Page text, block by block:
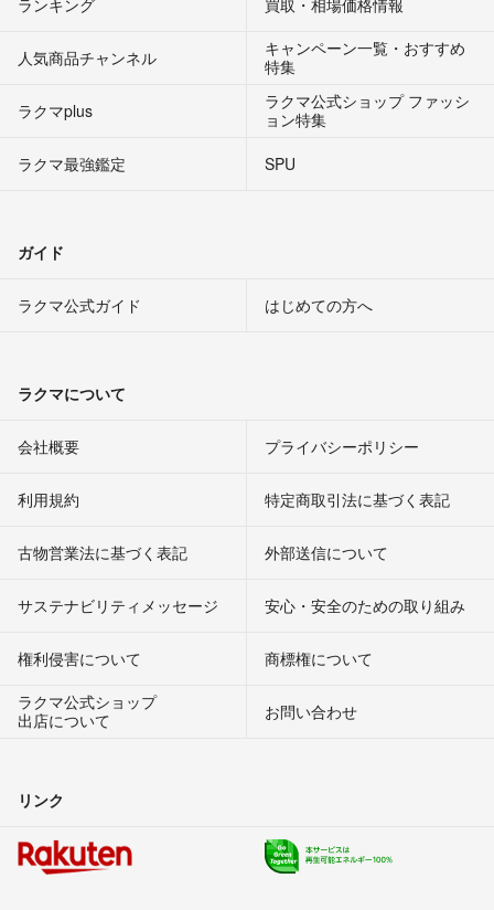
人気商品チャンネル
キャンペーン一覧・おすすめ
特集
ラクマplus
ラクマ公式ショップ ファッシ
ョン特集
ラクマ最強鑑定
SPU
ガイド
ラクマ公式ガイド はじめての方へ
ラクマについて
会社概要 プライバシーポリシー
利用規約 特定商取引法に基づく表記
古物営業法に基づく表記 外部送信について
サステナビリティメッセージ 安心・安全のための取り組み
権利侵害について
商標権について
ラクマ公式ショップ
出店について
お問い合わせ
リンク